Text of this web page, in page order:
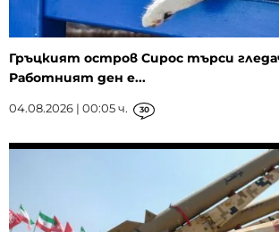
Гръцкият остров Сирос търси
Работният ден е...
04.08.2026 | 00:05 ч. 30